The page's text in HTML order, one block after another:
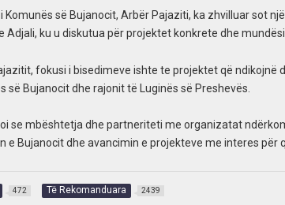
Komunës së Bujanocit, Arbër Pajaziti, ka zhvilluar sot
Adjali, ku u diskutua për projektet konkrete dhe
fokusi i bisedimeve ishte te projektet që
së Bujanocit dhe rajonit të Luginës së Preshevës.
se mbështetja dhe partneriteti me organizatat
e Bujanocit dhe avancimin e projekteve me interes për
472 Të Rekomanduara 2439